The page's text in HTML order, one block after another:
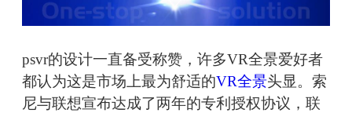
psvr的设计一直备受称赞，许多VR全景爱好者
都认为这是市场上最为舒适的VR全景头显。索
尼与联想宣布达成了两年的专利授权协议，联